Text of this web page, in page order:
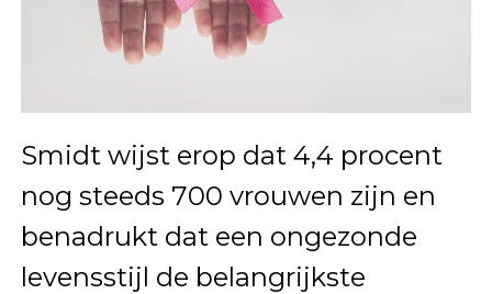
Smidt wijst erop dat 4,4 procent
nog steeds 700 vrouwen zijn en
benadrukt dat een ongezonde
levensstijl de belangrijkste